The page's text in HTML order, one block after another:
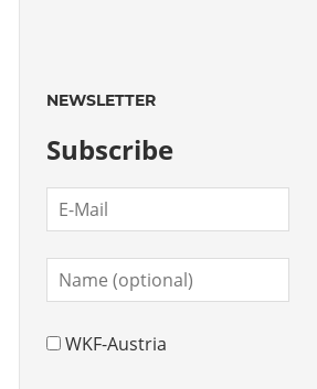
NEWSLETTER
Subscribe
WKF-Austria